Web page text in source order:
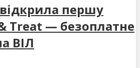
першу
Treat — безоплатне
ВІЛ